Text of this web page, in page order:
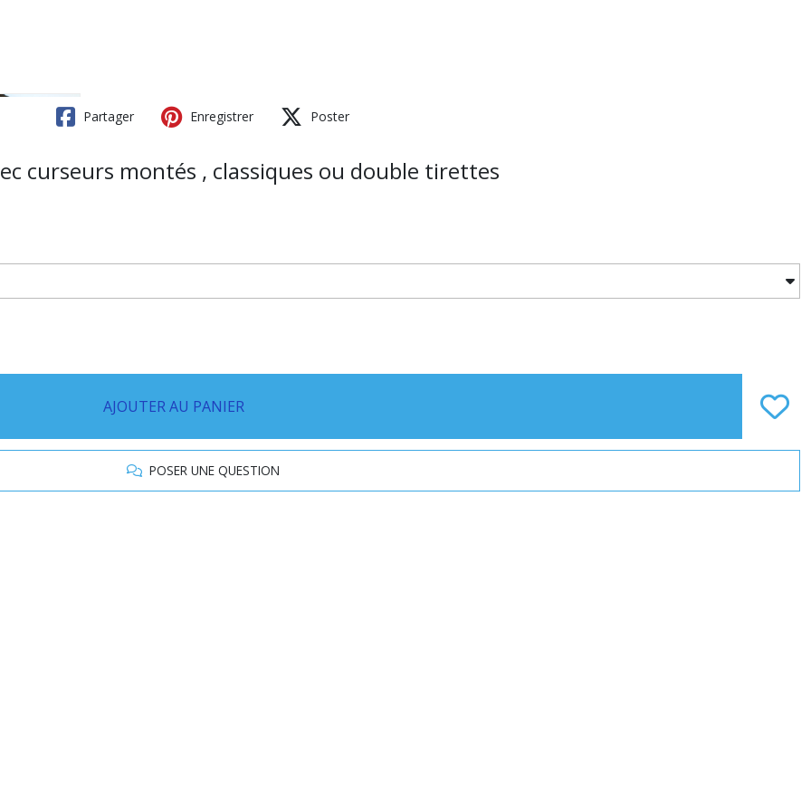
Partager Enregistrer Poster
curseurs montés , classiques ou double tirettes
AJOUTER AU PANIER
POSER UNE QUESTION